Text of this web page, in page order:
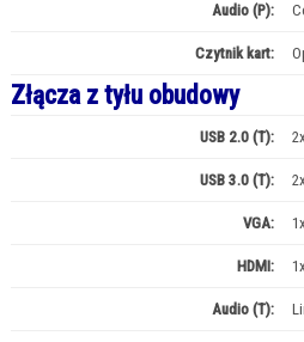
Audio (P):
Czytnik kart:
Złącza z tyłu obudowy
USB 2.0 (T):
USB 3.0 (T):
VGA:
HDMI:
Audio (T):